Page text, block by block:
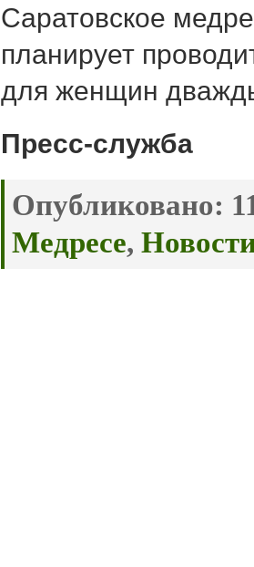
Саратовское
планирует
для женщин
Пресс-служба
Опубликовано:
Медресе,